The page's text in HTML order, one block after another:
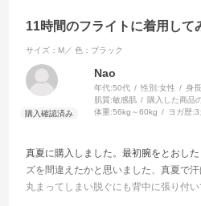
11時間のフライトに着用して
サイズ：M／ 色：ブラック
Nao
年代:50代 性別:女性 身
肌質:敏感肌 購入した商品
体重:56kg～60kg ヨガ歴:3
真夏に購入しました。最初腕をとおし
ズを間違えたかと思いました、真夏で
丸まってしまい脱ぐにも背中に張り付